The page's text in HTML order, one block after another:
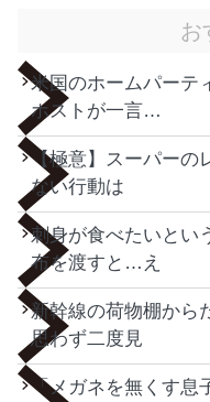
お
米国のホームパーテ
ホストが一言…
【極意】スーパーの
ない行動は
刺身が食べたいとい
布を渡すと…え
新幹線の荷物棚から
思わず二度見
「メガネを無くす息